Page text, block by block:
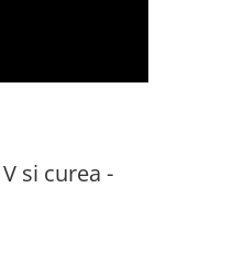
si curea -